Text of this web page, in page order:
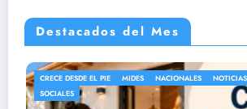
Destacados del Mes
DESDE EL PIE MIDES NACIONALES NOTICIAS
NOTICIAS